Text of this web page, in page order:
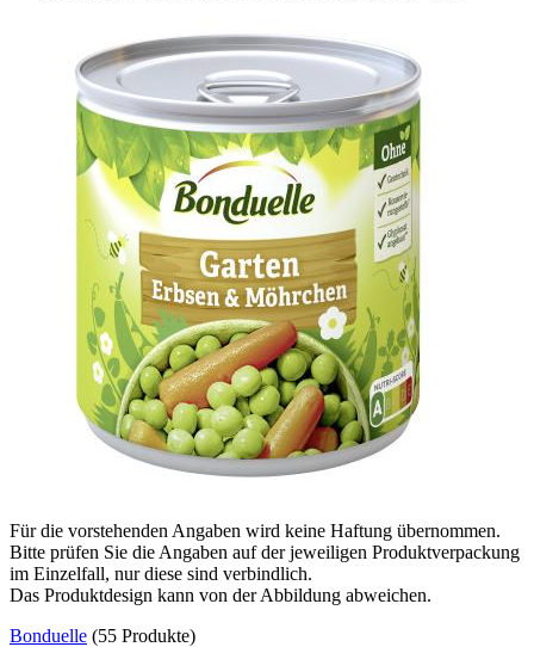
Für die vorstehenden Angaben wird keine Haftung übernommen.
Bitte prüfen Sie die Angaben auf der jeweiligen Produktverpackung
im Einzelfall, nur diese sind verbindlich.
Das Produktdesign kann von der Abbildung abweichen.
Bonduelle (55 Produkte)